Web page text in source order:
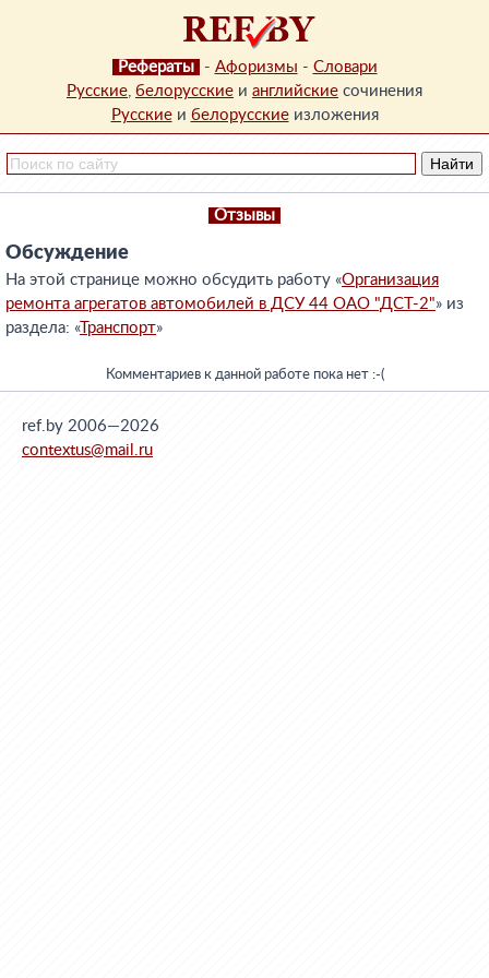
Рефераты - Афоризмы - Словари
Русские, белорусские и английские сочинения
Русскиеи белорусскиеизложения
Отзывы
Обсуждение
На этой странице можно обсудить работу «Организация
ремонта агрегатов автомобилей в ДСУ 44 ОАО "ДСТ-2"» из
раздела: «Транспорт»
Комментариев к данной работе пока нет :-(
ref.by 2006—2026
contextus@mail.ru